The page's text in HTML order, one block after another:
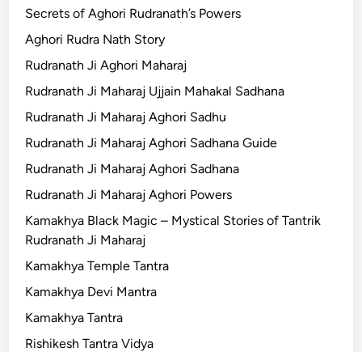
Secrets of Aghori Rudranath’s Powers
Aghori Rudra Nath Story
Rudranath Ji Aghori Maharaj
Rudranath Ji Maharaj Ujjain Mahakal Sadhana
Rudranath Ji Maharaj Aghori Sadhu
Rudranath Ji Maharaj Aghori Sadhana Guide
Rudranath Ji Maharaj Aghori Sadhana
Rudranath Ji Maharaj Aghori Powers
Kamakhya Black Magic – Mystical Stories of Tantrik
Rudranath Ji Maharaj
Kamakhya Temple Tantra
Kamakhya Devi Mantra
Kamakhya Tantra
Rishikesh Tantra Vidya